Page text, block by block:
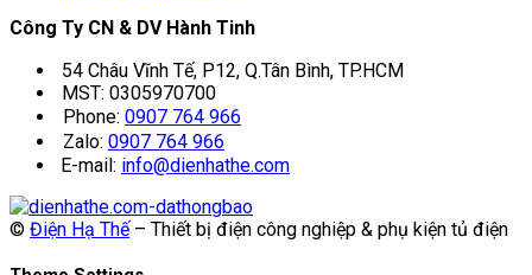
Công Ty CN & DV Hành Tinh
54 Châu Vĩnh Tế, P12, Q.Tân Bình, TP.HCM
MST: 0305970700
Phone: 0907 764 966
Zalo: 0907 764 966
E-mail: info@dienhathe.com
© Điện Hạ Thế– Thiết bị điện công nghiệp & phụ kiện tủ điện